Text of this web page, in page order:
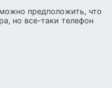
предположить, что
но все-таки телефон